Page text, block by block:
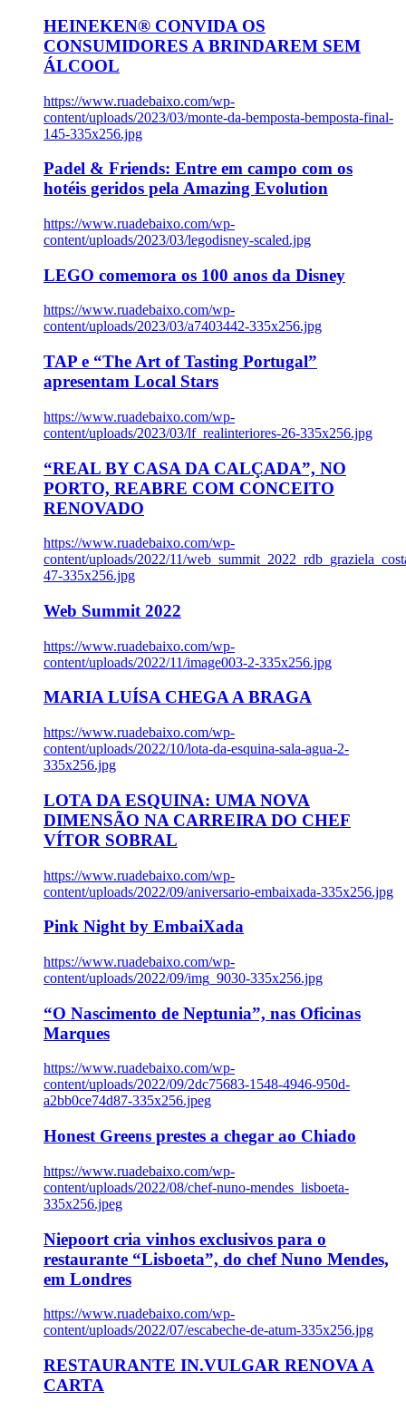
HEINEKEN® CONVIDA OS
CONSUMIDORES A BRINDAREM SEM
ÁLCOOL
https://www.ruadebaixo.com/wp-
content/uploads/2023/03/monte-da-bemposta-bemposta-final-
145-335x256.jpg
Padel & Friends: Entre em campo com os
hotéis geridos pela Amazing Evolution
https://www.ruadebaixo.com/wp-
content/uploads/2023/03/legodisney-scaled.jpg
LEGO comemora os 100 anos da Disney
https://www.ruadebaixo.com/wp-
content/uploads/2023/03/a7403442-335x256.jpg
TAP e “The Art of Tasting Portugal”
apresentam Local Stars
https://www.ruadebaixo.com/wp-
content/uploads/2023/03/lf_realinteriores-26-335x256.jpg
“REAL BY CASA DA CALÇADA”, NO
PORTO, REABRE COM CONCEITO
RENOVADO
https://www.ruadebaixo.com/wp-
content/uploads/2022/11/
47-335x256.jpg
Web Summit 2022
https://www.ruadebaixo.com/wp-
content/uploads/2022/11/image003-2-335x256.jpg
MARIA LUÍSA CHEGA A BRAGA
https://www.ruadebaixo.com/wp-
content/uploads/2022/10/lota-da-esquina-sala-agua-2-
335x256.jpg
LOTA DA ESQUINA: UMA NOVA
DIMENSÃO NA CARREIRA DO CHEF
VÍTOR SOBRAL
https://www.ruadebaixo.com/wp-
content/uploads/2022/09/aniversario-embaixada-335x256.jpg
Pink Night by EmbaiXada
https://www.ruadebaixo.com/wp-
content/uploads/2022/09/img_9030-335x256.jpg
“O Nascimento de Neptunia”, nas Oficinas
Marques
https://www.ruadebaixo.com/wp-
content/uploads/2022/09/2dc75683-1548-4946-950d-
a2bb0ce74d87-335x256.jpeg
Honest Greens prestes a chegar ao Chiado
https://www.ruadebaixo.com/wp-
content/uploads/2022/08/chef-nuno-mendes_lisboeta-
335x256.jpeg
Niepoort cria vinhos exclusivos para o
restaurante “Lisboeta”, do chef Nuno Mendes,
em Londres
https://www.ruadebaixo.com/wp-
content/uploads/2022/07/escabeche-de-atum-335x256.jpg
RESTAURANTE IN.VULGAR RENOVA A
CARTA